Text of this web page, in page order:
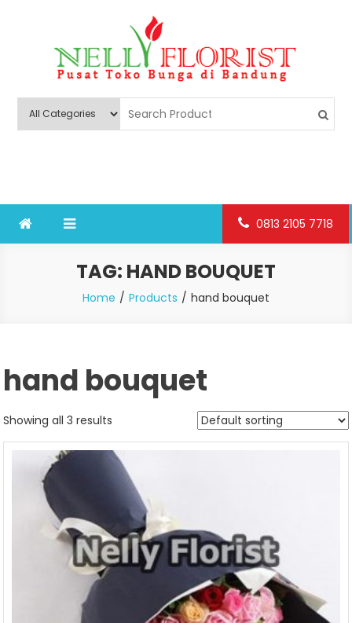
Nelly Florist Bandung
0813 2105 7718
TAG: HAND BOUQUET
Home Products hand bouquet
hand bouquet
Showing all 3 results